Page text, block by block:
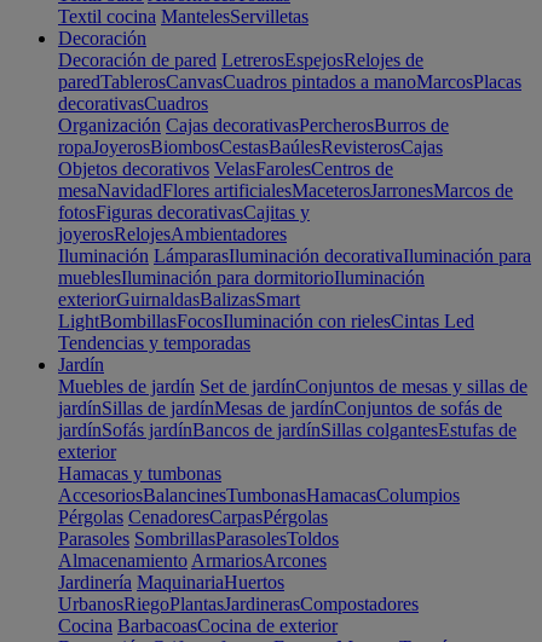
Textil cocina MantelesServilletas
Decoración
Decoración de pared LetrerosEspejosRelojes de
paredTablerosCanvasCuadros pintados a manoMarcosPlacas
decorativasCuadros
Organización Cajas decorativasPercherosBurros de
ropaJoyerosBiombosCestasBaúlesRevisterosCajas
Objetos decorativos VelasFarolesCentros de
mesaNavidadFlores artificialesMaceterosJarronesMarcos de
fotosFiguras decorativasCajitas y
joyerosRelojesAmbientadores
Iluminación LámparasIluminación decorativaIluminación para
mueblesIluminación para dormitorioIluminación
exteriorGuirnaldasBalizasSmart
LightBombillasFocosIluminación con rielesCintas Led
Tendencias y temporadas
Jardín
Muebles de jardín Set de jardínConjuntos de mesas y sillas de
jardínSillas de jardínMesas de jardínConjuntos de sofás de
jardínSofás jardínBancos de jardínSillas colgantesEstufas de
exterior
Hamacas y tumbonas
AccesoriosBalancinesTumbonasHamacasColumpios
Pérgolas CenadoresCarpasPérgolas
Parasoles SombrillasParasolesToldos
Almacenamiento ArmariosArcones
Jardinería MaquinariaHuertos
UrbanosRiegoPlantasJardinerasCompostadores
Cocina BarbacoasCocina de exterior